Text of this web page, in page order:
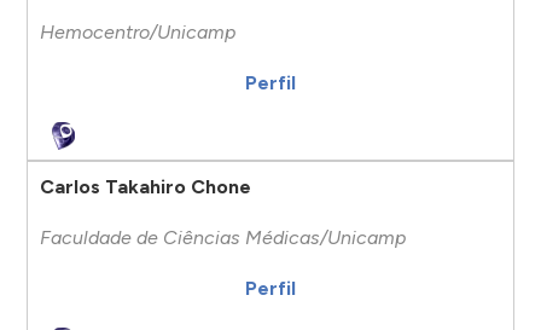
Hemocentro/Unicamp
Perfil
Carlos Takahiro Chone
Faculdade de Ciências Médicas/Unicamp
Perfil